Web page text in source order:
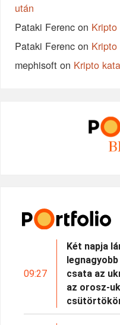
után
Pataki Ferenc on
Pataki Ferenc on
mephisoft on Kripto
09:27
Két napja
csata az
az orosz-